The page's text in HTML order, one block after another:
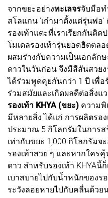
จากขยะอย่างทะเลจรจับมือท
สโลแกน 'เก๋ามาตั้งแต่รุ่นพ่อ'
รองเท้าแตะที่เราเรียกกันติ
โมเดลรองเท้ารุ่นยอดฮิตตล
ผสมร่างกับความเป็นเอกลัก
ดาวในวันก่อน จึงมีสีสันสวย
ได้ร่วมพูดคุยกันกว่า 1 ปี เพื่
ร่วมสมัยและเกิดผลดีต่อสิ่งแ
รองเท้า KHYA (ขยะ) ความพิ
มีหลายสิ่ง ได้แก่ การผลิตรอ
ประมาณ 5 กิโลกรัมในการ
เท่ากับขยะ 1,000 กิโลกรัม
รองเท้าสวย ๆ และหากใคร
ดาว สำหรับรองเท้า KHYA
เบาสบายไปกับน้ำหนักของร
ระวังลอยหายไปกับคลื่นด้วย